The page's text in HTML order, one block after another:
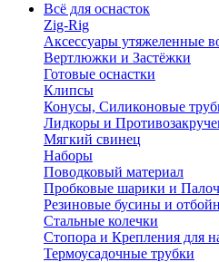
Всё для оснасток
Zig-Rig
Аксессуары утяжеленные
Вертлюжки и Застёжки
Готовые оснастки
Клипсы
Конусы, Силиконовые
Лидкоры и
Мягкий свинец
Наборы
Поводковый материал
Пробковые шарики и
Резиновые бусины и
Стальные колечки
Стопора и Крепления для
Термоусадочные трубки